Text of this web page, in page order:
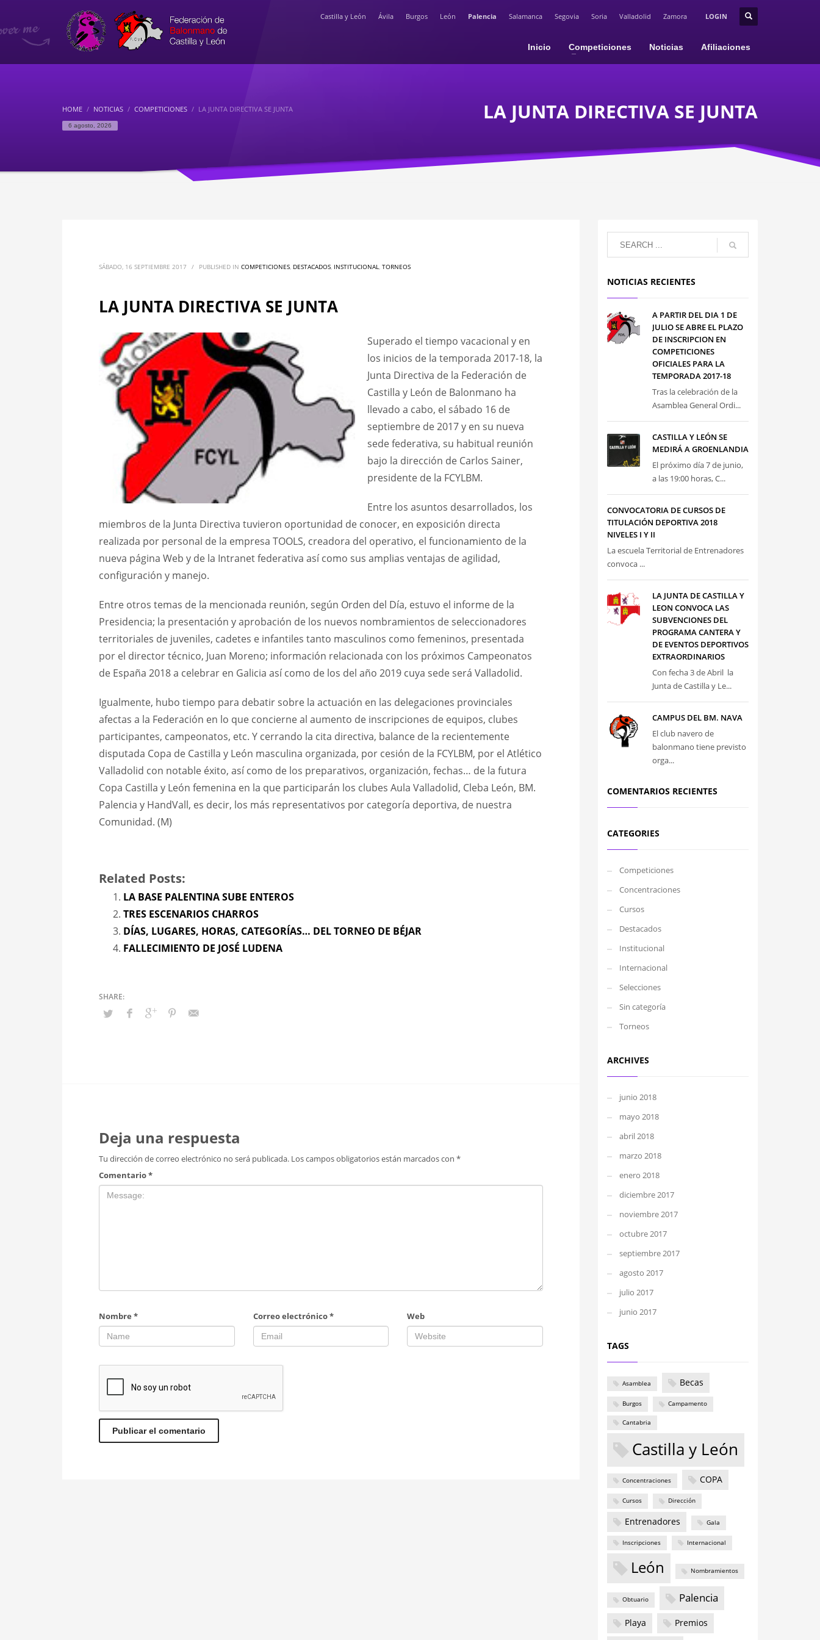
Castilla y León Ávila Burgos León Palencia Salamanca Segovia Soria Valladolid Zamora LOGIN
Inicio Competiciones Noticias Afiliaciones
HOME NOTICIAS COMPETICIONES LA JUNTA DIRECTIVA SE JUNTA
6 agosto, 2026
LA JUNTA DIRECTIVA SE JUNTA
SÁBADO, 16 SEPTIEMBRE 2017 / PUBLISHED IN COMPETICIONES, DESTACADOS, INSTITUCIONAL, TORNEOS
LA JUNTA DIRECTIVA SE JUNTA
Superado el tiempo vacacional y en
los inicios de la temporada 2017-18, la
Junta Directiva de la Federación de
Castilla y León de Balonmano ha
llevado a cabo, el sábado 16 de
septiembre de 2017 y en su nueva
sede federativa, su habitual reunión
bajo la dirección de Carlos Sainer,
presidente de la FCYLBM.
Entre los asuntos desarrollados, los
miembros de la Junta Directiva tuvieron oportunidad de conocer, en exposición directa
realizada por personal de la empresa TOOLS, creadora del operativo, el funcionamiento de la
nueva página Web y de la Intranet federativa así como sus amplias ventajas de agilidad,
configuración y manejo.
Entre otros temas de la mencionada reunión, según Orden del Día, estuvo el informe de la
Presidencia; la presentación y aprobación de los nuevos nombramientos de seleccionadores
territoriales de juveniles, cadetes e infantiles tanto masculinos como femeninos, presentada
por el director técnico, Juan Moreno; información relacionada con los próximos Campeonatos
de España 2018 a celebrar en Galicia así como de los del año 2019 cuya sede será Valladolid.
Igualmente, hubo tiempo para debatir sobre la actuación en las delegaciones provinciales
afectas a la Federación en lo que concierne al aumento de inscripciones de equipos, clubes
participantes, campeonatos, etc. Y cerrando la cita directiva, balance de la recientemente
disputada Copa de Castilla y León masculina organizada, por cesión de la FCYLBM, por el Atlético
Valladolid con notable éxito, así como de los preparativos, organización, fechas… de la futura
Copa Castilla y León femenina en la que participarán los clubes Aula Valladolid, Cleba León, BM.
Palencia y HandVall, es decir, los más representativos por categoría deportiva, de nuestra
Comunidad. (M)
Related Posts:
LA BASE PALENTINA SUBE ENTEROS
TRES ESCENARIOS CHARROS
DÍAS, LUGARES, HORAS, CATEGORÍAS… DEL TORNEO DE BÉJAR
FALLECIMIENTO DE JOSÉ LUDENA
Deja una respuesta
Tu dirección de correo electrónico no será publicada. Los campos obligatorios están marcados con *
Comentario*
Nombre * Correo electrónico* Web
NOTICIAS RECIENTES
A PARTIR DEL DIA 1 DE
JULIO SE ABRE EL PLAZO
DE INSCRIPCION EN
COMPETICIONES
OFICIALES PARA LA
TEMPORADA 2017-18
Tras la celebración de la
Asamblea General Ordi...
CASTILLA Y LEÓN SE
MEDIRÁ A GROENLANDIA
El próximo día 7 de junio,
a las 19:00 horas, C...
CONVOCATORIA DE CURSOS DE
TITULACIÓN DEPORTIVA 2018
NIVELES I Y II
La escuela Territorial de Entrenadores
convoca ...
LA JUNTA DE CASTILLA Y
LEON CONVOCA LAS
SUBVENCIONES DEL
PROGRAMA CANTERA Y
DE EVENTOS DEPORTIVOS
EXTRAORDINARIOS
Con fecha 3 de Abril la
Junta de Castilla y Le...
CAMPUS DEL BM. NAVA
El club navero de
balonmano tiene previsto
orga...
COMENTARIOS RECIENTES
CATEGORIES
Competiciones
Concentraciones
Cursos
Destacados
Institucional
Internacional
Selecciones
Sin categoría
Torneos
ARCHIVES
junio 2018
mayo 2018
abril 2018
marzo 2018
enero 2018
diciembre 2017
noviembre 2017
octubre 2017
septiembre 2017
agosto 2017
julio 2017
junio 2017
TAGS
Asamblea Becas
Burgos Campamento
Cantabria
Castilla y León
Concentraciones COPA
Cursos Dirección
Entrenadores Gala
Inscripciones Internacional
León Nombramientos
Obtuario Palencia
Playa Premios